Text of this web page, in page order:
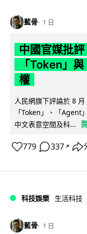
藍骨 1 日
中國官媒批
「Token」
權
人民網旗下評論於 8
「Token」、「Agent
中文表意空間及科...
779 337 ↗
科技娛樂 生活科技
藍骨 1 日